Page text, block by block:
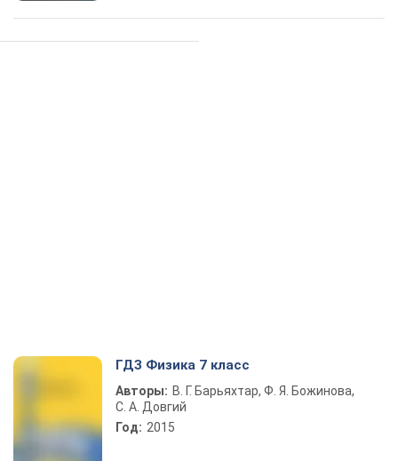
ГДЗ Физика 7 класс
Авторы: В. Г. Барьяхтар, Ф. Я. Божинова,
С. А. Довгий
Год: 2015